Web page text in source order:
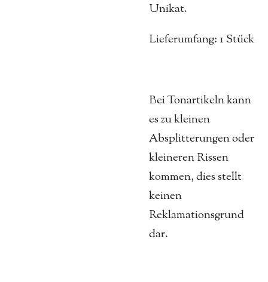
Unikat.
Lieferumfang: 1 Stück
Bei Tonartikeln kann
es zu kleinen
Absplitterungen oder
kleineren Rissen
kommen, dies stellt
keinen
Reklamationsgrund
dar.